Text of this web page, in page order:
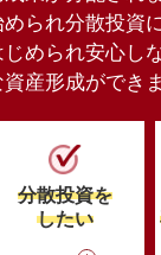
られ分散投資
められ安心し
産形成ができま
分散投資を
したい